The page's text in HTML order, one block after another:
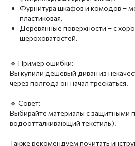
Фурнитура шкафов и комодов –
пластиковая.
Деревянные поверхности – с
шероховатостей.
🔹 Пример ошибки:
Вы купили дешевый диван из
через полгода он начал трескаться.
🔹 Совет:
Выбирайте материалы с защитными
водоотталкивающий текстиль).
Также рекомендуем почитать